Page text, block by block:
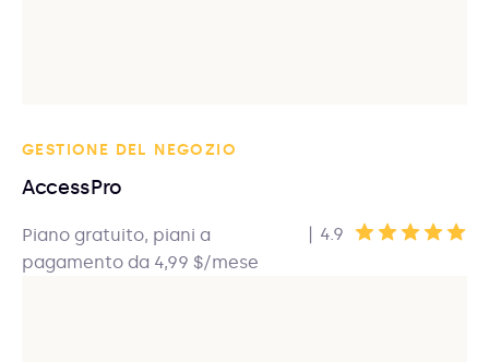
GESTIONE DEL NEGOZIO
AccessPro
Piano gratuito, piani a
pagamento da 4,99 $/mese
| 4.9